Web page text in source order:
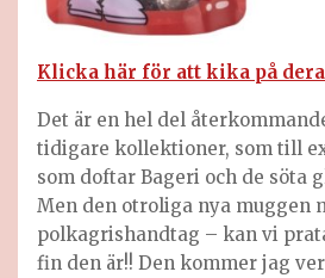
Klicka här för att kika på
Det är en hel del
tidigare kollektioner, som till
som doftar Bageri och de söta
Men den otroliga nya muggen
polkagrishandtag – kan vi
fin den är!! Den kommer jag